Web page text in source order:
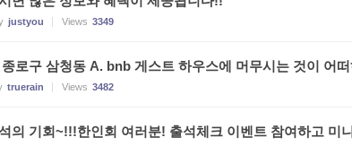
justyou Views 3349
로구 삼청동 A. bnb 게스트 하우스에 머무시는 것이 어
truerain Views 3482
의 기회~!!!한인회 여러분! 출석체크 이벤트 참여하고 미